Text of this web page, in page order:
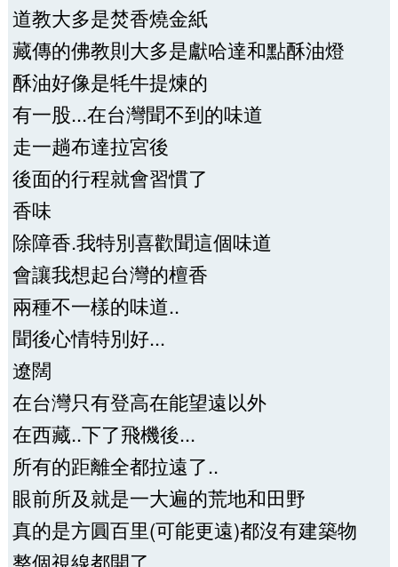
道教大多是焚香燒金紙
藏傳的佛教則大多是獻哈達和點酥油燈
酥油好像是牦牛提煉的
有一股...在台灣聞不到的味道
走一趟布達拉宮後
後面的行程就會習慣了
香味
除障香.我特別喜歡聞這個味道
會讓我想起台灣的檀香
兩種不一樣的味道..
聞後心情特別好...
遼闊
在台灣只有登高在能望遠以外
在西藏..下了飛機後...
所有的距離全都拉遠了..
眼前所及就是一大遍的荒地和田野
真的是方圓百里(可能更遠)都沒有建築物
整個視線都開了